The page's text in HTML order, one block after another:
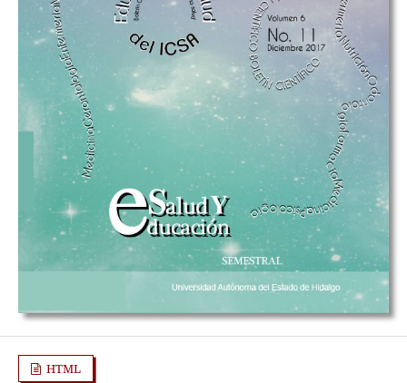
HTML